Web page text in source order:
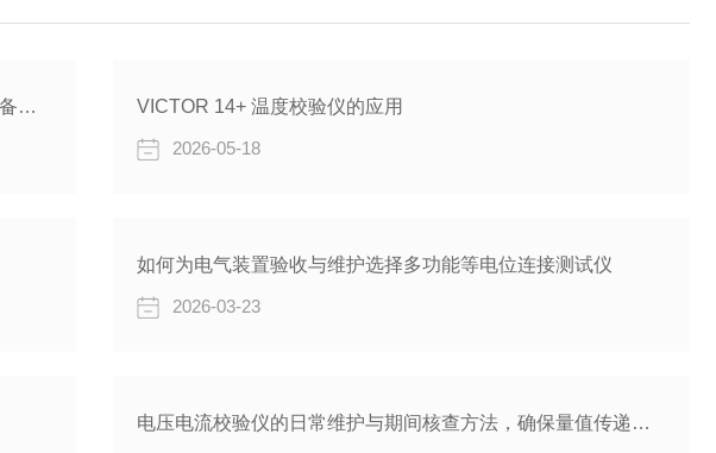
VICTOR 24Pro多功能校验仪功能解析 一体化工业校准设备应用优势 VICTOR 14+ 温度校验仪的应用
2026-05-18
如何为电气装置验收与维护选择多功能等电位连接测试仪
2026-03-23
电压电流校验仪的日常维护与期间核查方法，确保量值传递准确可靠